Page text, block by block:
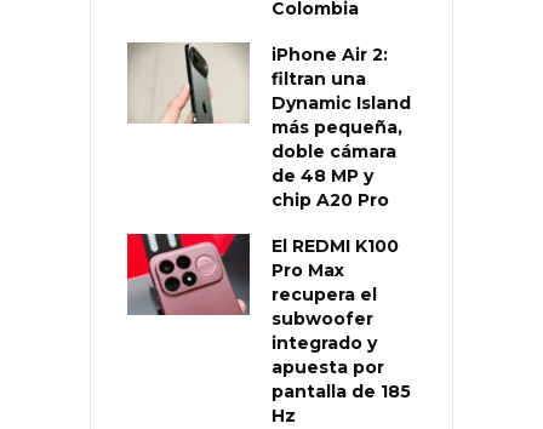
Colombia
iPhone Air 2:
filtran una
Dynamic Island
más pequeña,
doble cámara
de 48 MP y
chip A20 Pro
El REDMI K100
Pro Max
recupera el
subwoofer
integrado y
apuesta por
pantalla de 185
Hz